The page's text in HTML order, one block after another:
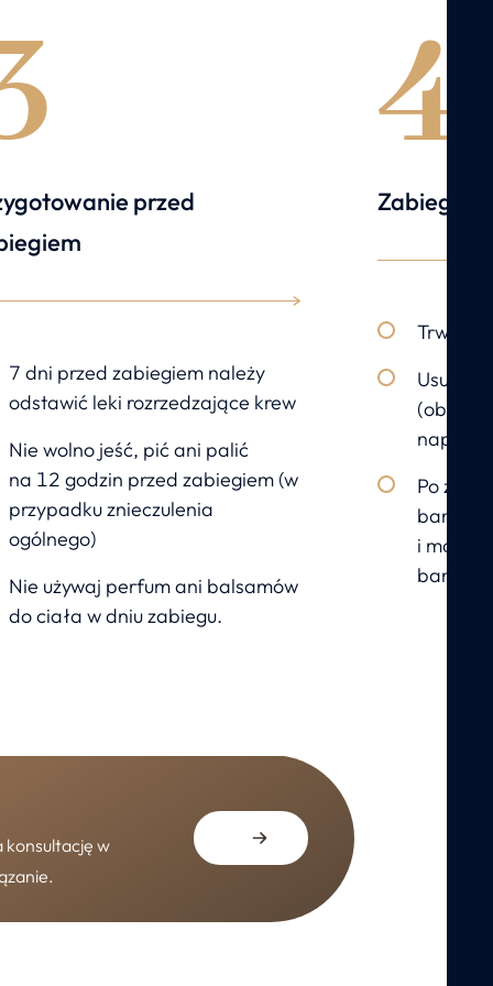
przed
7 dni przed zabiegiem należy
odstawić leki rozrzedzające krew
Nie wolno jeść, pić ani palić
na 12 godzin przed zabiegiem (w
przypadku znieczulenia
ogólnego)
Nie używaj perfum ani balsamów
do ciała w dniu zabiegu.
4
Zabieg
Trwa
Po
i
konsultację w